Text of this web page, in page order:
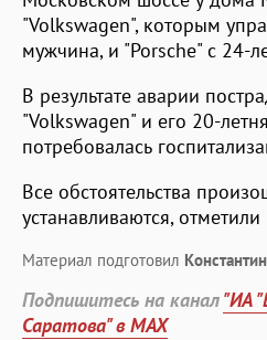
"Volkswagen", которым
мужчина, и "Porsche" с 24-
В результате аварии
"Volkswagen" и его 20-
потребовалась
Все обстоятельства
устанавливаются,
Материал подготовил
Подпишитесь на канал"ИА
Саратова" в MAX